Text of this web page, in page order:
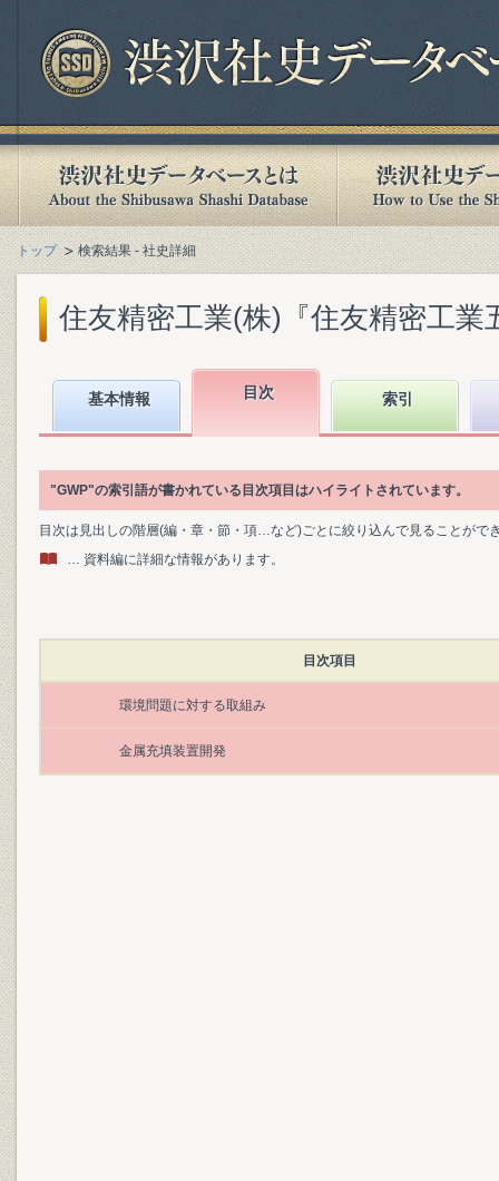
トップ 検索結果 - 社史詳細
住友精密工業(株)『住友精密工業
基本情報 目次 索引
"GWP"の索引語が書かれている目次項目はハイライトされています。
目次は見出しの階層(編・章・節・項…など)ごとに絞り込んで見ることがで
… 資料編に詳細な情報があります。
目次項目
環境問題に対する取組み
金属充填装置開発